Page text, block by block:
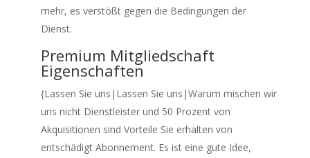
mehr, es verstößt gegen die Bedingungen der
Dienst.
Premium Mitgliedschaft
Eigenschaften
{Lassen Sie uns|Lassen Sie uns|Warum mischen wir
uns nicht Dienstleister und 50 Prozent von
Akquisitionen sind Vorteile Sie erhalten von
entschädigt Abonnement. Es ist eine gute Idee,